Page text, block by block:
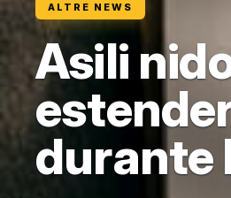
ALTRE NEWS
Asili
durante